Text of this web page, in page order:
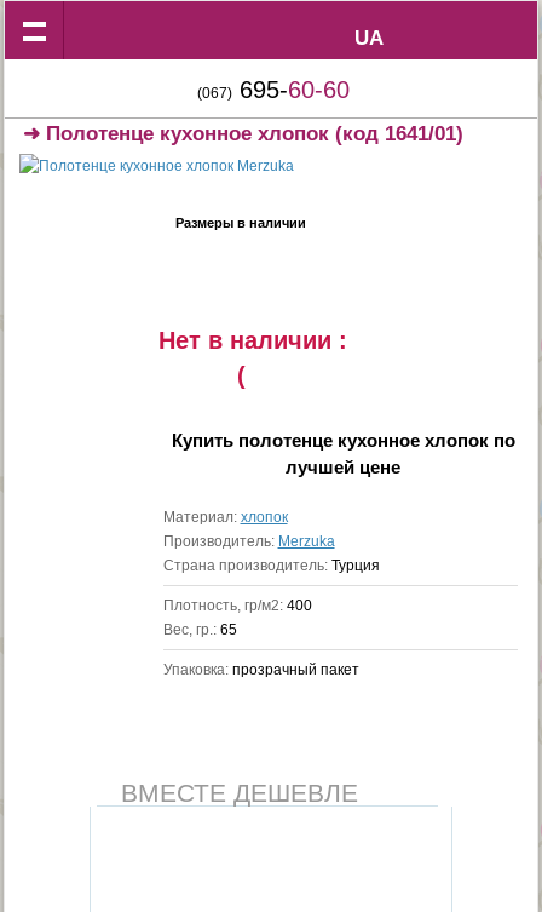
UA
UA
(067) 695-60-60
➜ Полотенце кухонное хлопок (код 1641/01)
Размеры в наличии
Нет в наличии :
(
Купить полотенце кухонное хлопокпо
лучшей цене
Материал: хлопок
Производитель: Merzuka
Страна производитель: Турция
Плотность, гр/м2: 400
Вес, гр.: 65
Упаковка: прозрачный пакет
ВМЕСТЕ ДЕШЕВЛЕ